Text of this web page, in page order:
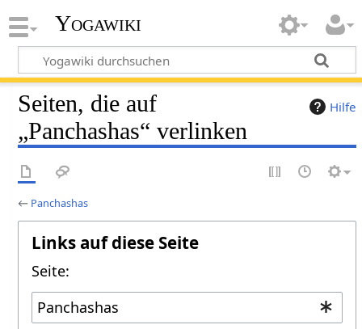
Yogawiki
Hilfe
Seiten, die auf
„Panchashas“ verlinken
← Panchashas
Links auf diese Seite
Seite: